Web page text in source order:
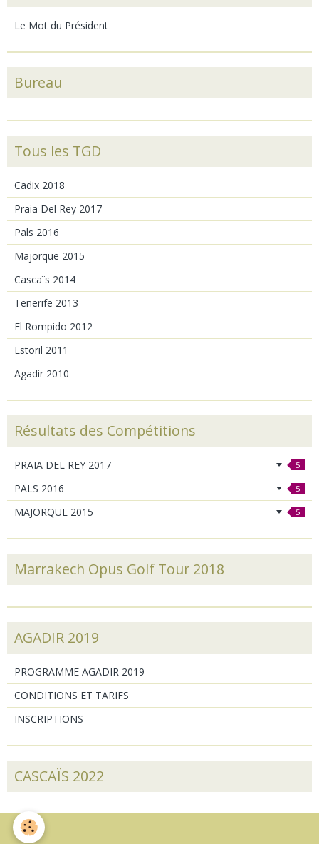
Le Mot du Président
Bureau
Tous les TGD
Cadix 2018
Praia Del Rey 2017
Pals 2016
Majorque 2015
Cascaïs 2014
Tenerife 2013
El Rompido 2012
Estoril 2011
Agadir 2010
Résultats des Compétitions
PRAIA DEL REY 2017 5
PALS 2016 5
MAJORQUE 2015 5
Marrakech Opus Golf Tour 2018
AGADIR 2019
PROGRAMME AGADIR 2019
CONDITIONS ET TARIFS
INSCRIPTIONS
CASCAÏS 2022